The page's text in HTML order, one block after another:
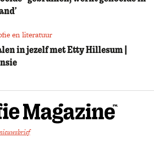
en literatuur
in jezelf met Etty Hillesum |